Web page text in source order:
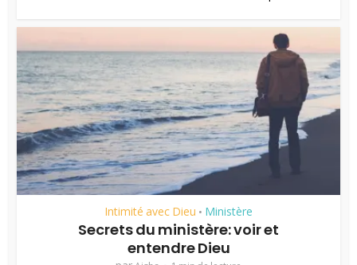
Intimité avec Dieu • Ministère
Secrets du ministère: voir et
entendre Dieu